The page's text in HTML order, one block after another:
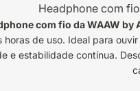
Headphone com
com fio da WAAW by
horas de uso. Ideal para
e estabilidade contínua.